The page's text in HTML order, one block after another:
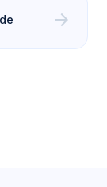
arrow_forward